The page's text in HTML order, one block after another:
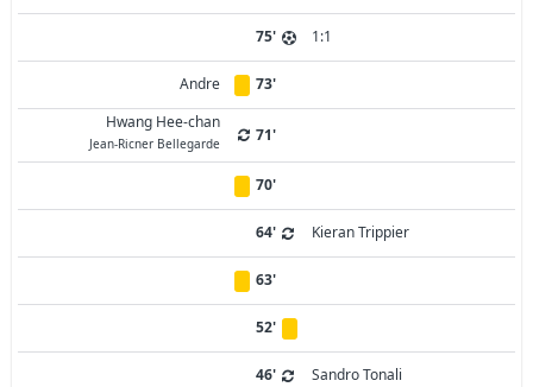
75' 1:1
Andre
73'
Hwang Hee-chan
Jean-Ricner Bellegarde 71'
70'
64' Kieran Trippier
63'
52'
46' Sandro Tonali